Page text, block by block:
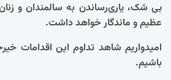
بی شک، یاری‌رساندن به سالمندان و
عظیم و ماندگار خواهد داشت.
امیدواریم شاهد تداوم این اقدامات
باشیم.